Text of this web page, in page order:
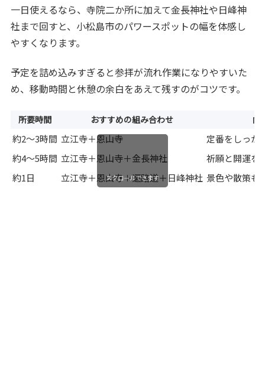
一日使えるなら、寺院二か所に加えて金長神社や日峰神
社まで回すと、小松島市のパワースポットの幅を体感し
やすくなります。
予定を詰め込みすぎると参拝が流れ作業になりやすいた
め、移動時間と休憩の余白をあえて残すのがコツです。
所要時間 おすすめの組み合わせ 向
約2〜3時間 立江寺＋恩山寺
定番をしっか
約4〜5時間 立江寺＋恩山寺＋金長神社
祈願と開運を
約1日
立江寺＋恩山寺＋遍路道＋日峰神社 景色や散策も
スクロールできます